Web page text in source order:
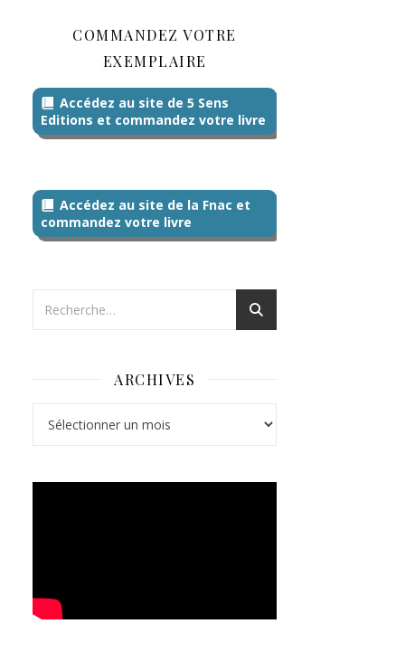
COMMANDEZ VOTRE
EXEMPLAIRE
Accédez au site de 5 Sens
Editions et commandez votre livre
Accédez au site de la Fnac et
commandez votre livre
ARCHIVES